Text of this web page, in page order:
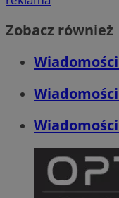
Zobacz również